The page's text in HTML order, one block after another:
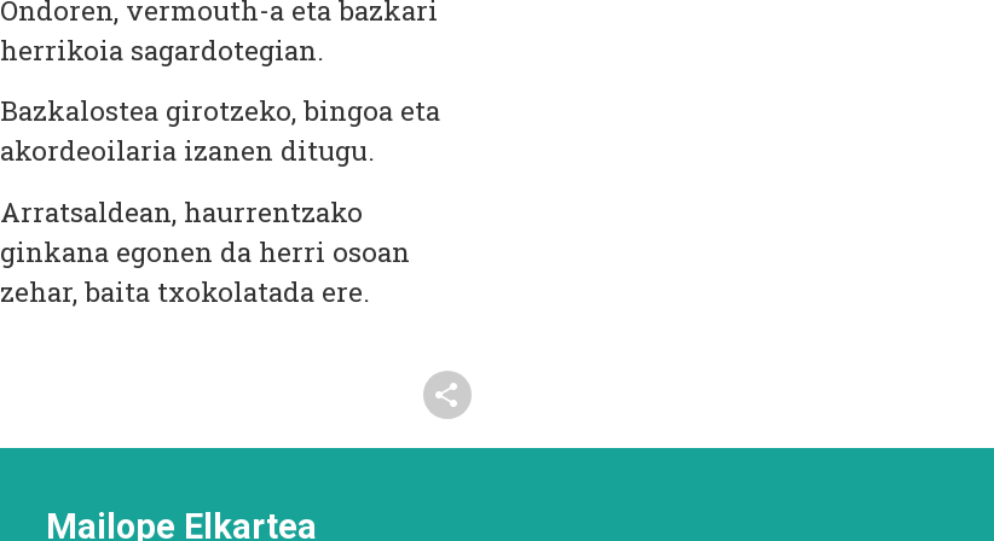
Ondoren, vermouth-a eta bazkari
herrikoia sagardotegian.
Bazkalostea girotzeko, bingoa eta
akordeoilaria izanen ditugu.
Arratsaldean, haurrentzako
ginkana egonen da herri osoan
zehar, baita txokolatada ere.
Mailope Elkartea